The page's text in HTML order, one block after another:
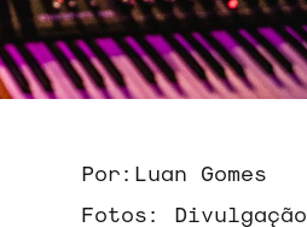
Por: Luan Gomes
Fotos: Divulgação